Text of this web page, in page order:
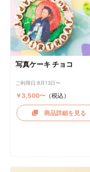
写真ケーキ チョコ
ご利用日:8月13日〜
￥3,500〜（税込）
商品詳細を見る